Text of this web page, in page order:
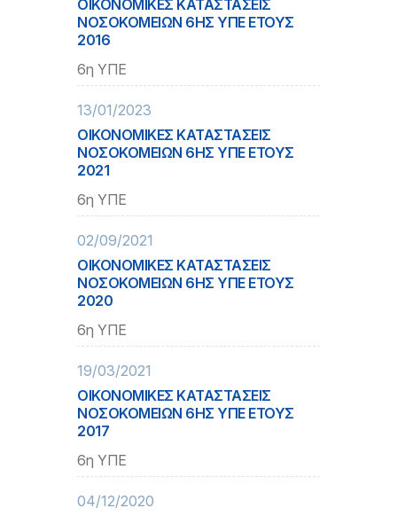
ΟΙΚΟΝΟΜΙΚΕΣ ΚΑΤΑΣΤΑΣΕΙΣ
ΝΟΣΟΚΟΜΕΙΩΝ 6ΗΣ ΥΠΕ ΕΤΟΥΣ
2016
6η ΥΠΕ
13/01/2023
ΟΙΚΟΝΟΜΙΚΕΣ ΚΑΤΑΣΤΑΣΕΙΣ
ΝΟΣΟΚΟΜΕΙΩΝ 6ΗΣ ΥΠΕ ΕΤΟΥΣ
2021
6η ΥΠΕ
02/09/2021
ΟΙΚΟΝΟΜΙΚΕΣ ΚΑΤΑΣΤΑΣΕΙΣ
ΝΟΣΟΚΟΜΕΙΩΝ 6ΗΣ ΥΠΕ ΕΤΟΥΣ
2020
6η ΥΠΕ
19/03/2021
ΟΙΚΟΝΟΜΙΚΕΣ ΚΑΤΑΣΤΑΣΕΙΣ
ΝΟΣΟΚΟΜΕΙΩΝ 6ΗΣ ΥΠΕ ΕΤΟΥΣ
2017
6η ΥΠΕ
04/12/2020